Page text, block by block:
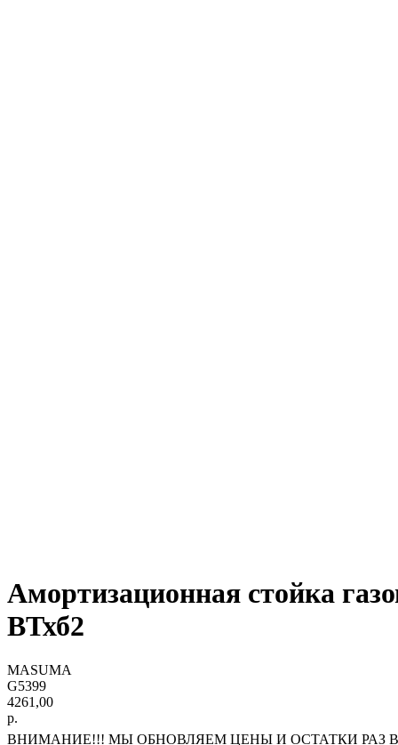
Амортизационная стойка
ВТхб2
MASUMA
G5399
4261,00
р.
ВНИМАНИЕ!!! МЫ ОБНОВЛЯЕМ ЦЕНЫ И ОСТАТКИ РАЗ